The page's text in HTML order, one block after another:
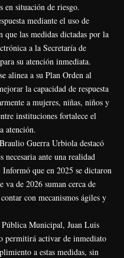
en situación de riesgo.
mediante el uso de
que las medidas dictadas por la
a la Secretaría de
su atención inmediata.
alinea a su Plan Orden al
la capacidad de respuesta
a mujeres, niñas, niños y
instituciones fortalece el
atención.
Guerra Urbiola destacó
ante una realidad
Informó que en 2025 se dictaron
va de 2026 suman cerca de
con mecanismos ágiles y
Municipal, Juan Luis
permitirá activar de inmediato
a estas medidas, sin